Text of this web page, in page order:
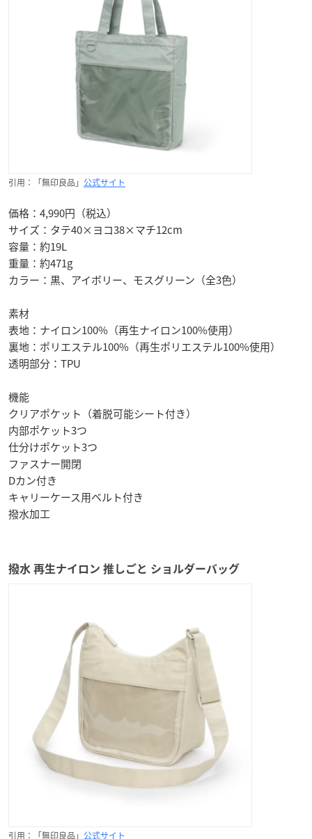
引用：「無印良品」 公式サイト
価格：4,990円（税込）
サイズ：タテ40×ヨコ38×マチ12cm
容量：約19L
重量：約471g
カラー：黒、アイボリー、モスグリーン（全3色）
素材
表地：ナイロン100%（再生ナイロン100%使用）
裏地：ポリエステル100%（再生ポリエステル100%使用）
透明部分：TPU
機能
クリアポケット（着脱可能シート付き）
内部ポケット3つ
仕分けポケット3つ
ファスナー開閉
Dカン付き
キャリーケース用ベルト付き
撥水加工
撥水 再生ナイロン 推しごと ショルダーバッグ
引用：「無印良品」 公式サイト